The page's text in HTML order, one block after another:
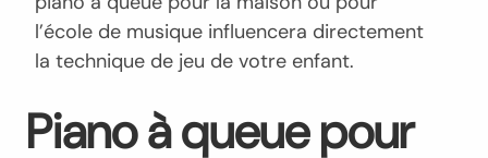
l’école de musique influencera directement
la technique de jeu de votre enfant.
Piano à queue pour